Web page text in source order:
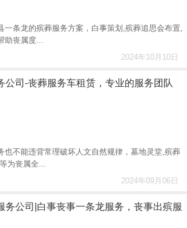
一条龙的殡葬服务方案，白事策划,殡葬追思会布置,
助丧属度...
2024年10月10日
公司-丧葬服务车租赁，专业的服务团队
也不能违背常理破坏人文自然规律，墓地灵堂,殡葬
为丧属全...
2024年09月06日
务公司|白事丧事一条龙服务，丧事出殡服